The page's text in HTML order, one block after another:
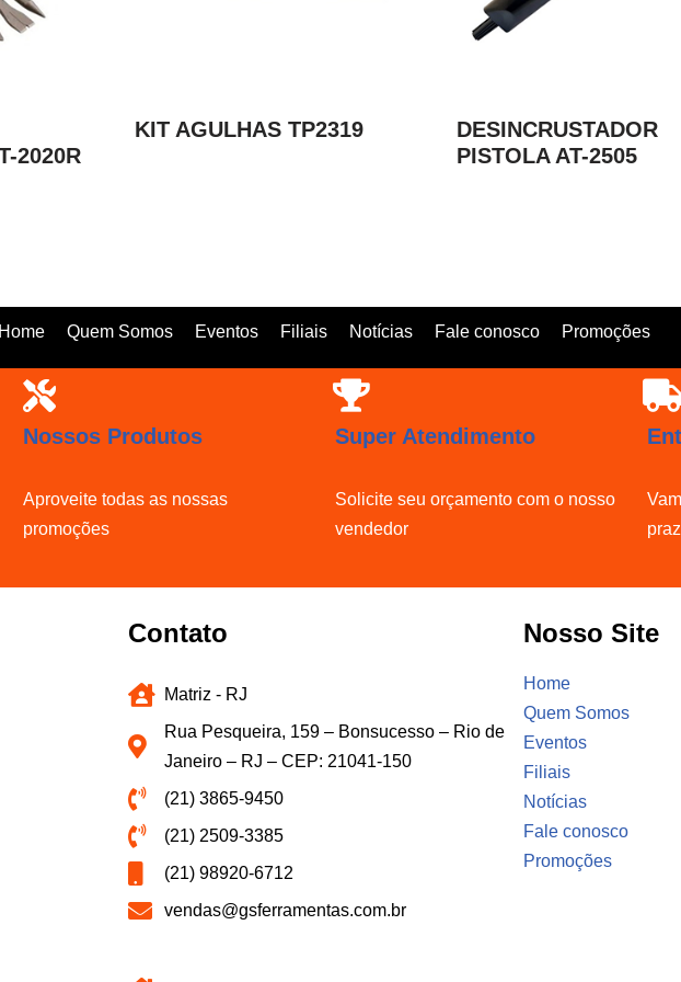
2020R
KIT AGULHAS TP2319
DESINCRUSTADOR
PISTOLA AT-2505
Home Quem Somos Eventos Filiais Notícias Fale conosco Promoções
Nossos Produtos
Aproveite todas as nossas
promoções
Super Atendimento
Solicite seu orçamento com o nosso
vendedor
Contato
Matriz - RJ
Rua Pesqueira, 159 – Bonsucesso – Rio de
Janeiro – RJ – CEP: 21041-150
(21) 3865-9450
(21) 2509-3385
(21) 98920-6712
vendas@gsferramentas.com.br
Nosso Site
Home
Quem Somos
Eventos
Filiais
Notícias
Fale conosco
Promoções